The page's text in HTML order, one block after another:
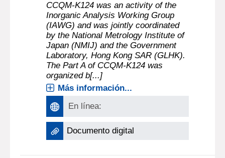
CCQM-K124 was an activity of the
Inorganic Analysis Working Group
(IAWG) and was jointly coordinated
by the National Metrology Institute of
Japan (NMIJ) and the Government
Laboratory, Hong Kong SAR (GLHK).
The Part A of CCQM-K124 was
organized b[...]
Más información...
En línea:
Documento digital